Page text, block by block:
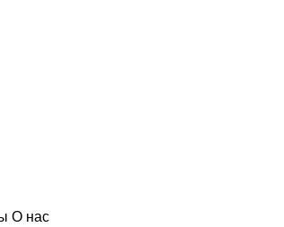
О нас